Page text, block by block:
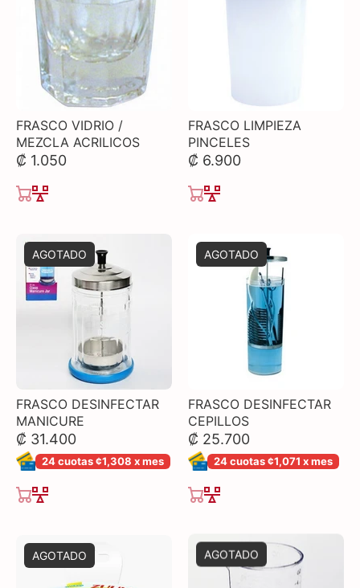
FRASCO VIDRIO /
MEZCLA ACRILICOS
₡ 1.050
FRASCO LIMPIEZA
PINCELES
₡ 6.900
FRASCO DESINFECTAR
MANICURE
₡ 31.400
24 cuotas ¢1,308 x mes
AGOTADO
FRASCO DESINFECTAR
CEPILLOS
₡ 25.700
24 cuotas ¢1,071 x mes
AGOTADO
AGOTADO AGOTADO